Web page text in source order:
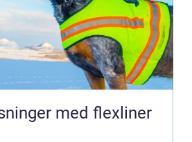
med flexliner